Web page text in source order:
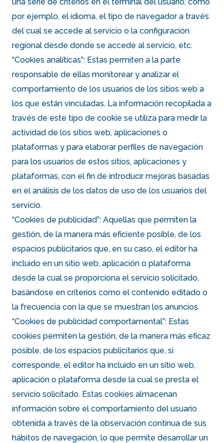
por ejemplo, el idioma, el tipo de navegador a través
del cual se accede al servicio o la configuración
regional desde donde se accede al servicio, etc.
“Cookies analíticas”: Estas permiten a la parte
responsable de ellas monitorear y analizar el
comportamiento de los usuarios de los sitios web a
los que están vinculadas. La información recopilada a
través de este tipo de cookie se utiliza para medir la
actividad de los sitios web, aplicaciones o
plataformas y para elaborar perfiles de navegación
para los usuarios de estos sitios, aplicaciones y
plataformas, con el fin de introducir mejoras basadas
en el análisis de los datos de uso de los usuarios del
servicio.
“Cookies de publicidad”: Aquellas que permiten la
gestión, de la manera más eficiente posible, de los
espacios publicitarios que, en su caso, el editor ha
incluido en un sitio web, aplicación o plataforma
desde la cual se proporciona el servicio solicitado,
basándose en criterios como el contenido editado o
la frecuencia con la que se muestran los anuncios.
“Cookies de publicidad comportamental”: Estas
cookies permiten la gestión, de la manera más eficaz
posible, de los espacios publicitarios que, si
corresponde, el editor ha incluido en un sitio web,
aplicación o plataforma desde la cual se presta el
servicio solicitado. Estas cookies almacenan
información sobre el comportamiento del usuario
obtenida a través de la observación continua de sus
hábitos de navegación, lo que permite desarrollar un